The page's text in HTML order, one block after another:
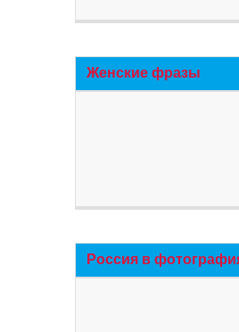
Женские фразы
Россия в